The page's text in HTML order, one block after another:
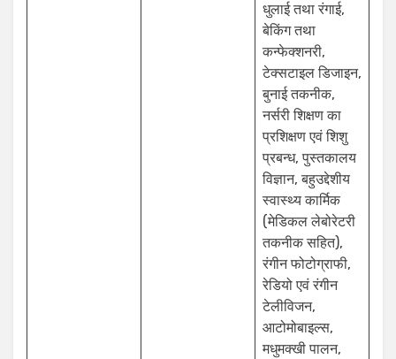
धुलाई तथा रंगाई,
बेकिंग तथा
कन्फेक्शनरी,
टेक्सटाइल डिजाइन,
बुनाई तकनीक,
नर्सरी शिक्षण का
प्रशिक्षण एवं शिशु
प्रबन्ध, पुस्तकालय
विज्ञान, बहुउद्देशीय
स्वास्थ्य कार्मिक
(मेडिकल लेबोरेटरी
तकनीक सहित),
रंगीन फोटोग्राफी,
रेडियो एवं रंगीन
टेलीविजन,
आटोमोबाइल्स,
मधुमक्खी पालन,